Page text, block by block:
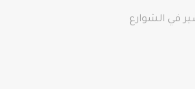
في الشوارع